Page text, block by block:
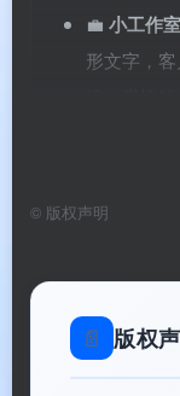
💼 小工作
形文字，
量。
成视频做氛
© 版权声明
📄 版权